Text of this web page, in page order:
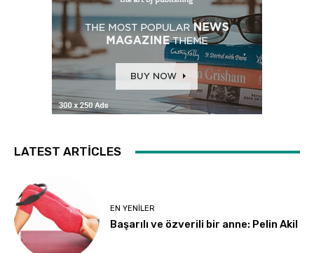
LATEST ARTICLES
EN YENILER
Başarılı ve özverili bir anne: Pelin Akil